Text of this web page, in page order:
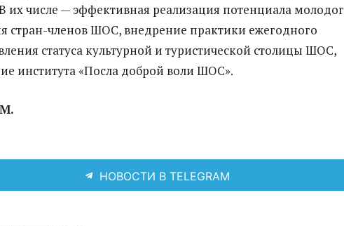
их числе — эффективная реализация потенциала
стран-членов ШОС, внедрение практики ежегодного
статуса культурной и туристической столицы ШОС,
института «Посла доброй воли ШОС».
НОВОСТИ В TELEGRAM